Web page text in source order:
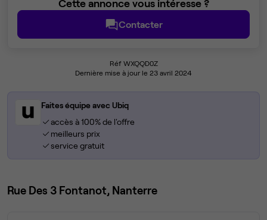
Cette annonce vous intéresse ?
Contacter
Réf WXQQD0Z
Dernière mise à jour le 23 avril 2024
Faites équipe avec Ubiq
accès à 100% de l'offre
meilleurs prix
service gratuit
Rue Des 3 Fontanot, Nanterre